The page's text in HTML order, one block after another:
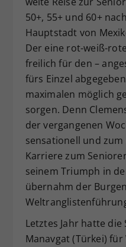
50+, 55+ und 60+
Hauptstadt von
Der eine rot-weiß-
freilich für den –
fürs Einzel
maximalen möglich
sorgen. Denn
der vergangenen
sensationell und
Karriere zum
seinem Triumph in
übernahm der
Letztes Jahr hatte die
Manavgat (Türkei)
Zweck
Dieser
zufällig
hat.